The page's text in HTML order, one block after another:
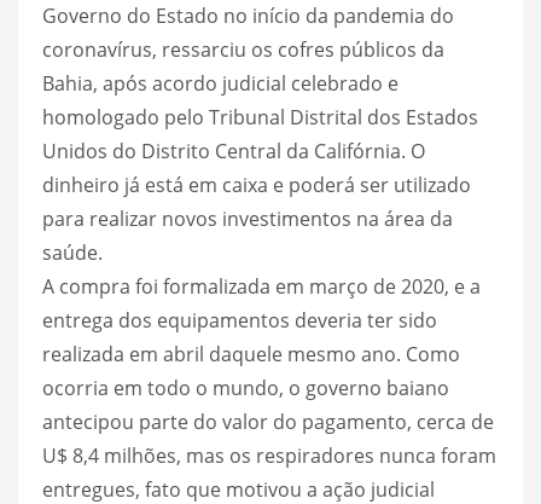
Governo do Estado no início da pandemia do
coronavírus, ressarciu os cofres públicos da
Bahia, após acordo judicial celebrado e
homologado pelo Tribunal Distrital dos Estados
Unidos do Distrito Central da Califórnia. O
dinheiro já está em caixa e poderá ser utilizado
para realizar novos investimentos na área da
saúde.
A compra foi formalizada em março de 2020, e a
entrega dos equipamentos deveria ter sido
realizada em abril daquele mesmo ano. Como
ocorria em todo o mundo, o governo baiano
antecipou parte do valor do pagamento, cerca de
U$ 8,4 milhões, mas os respiradores nunca foram
entregues, fato que motivou a ação judicial